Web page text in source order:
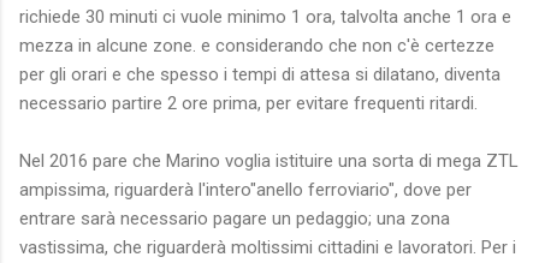
richiede 30 minuti ci vuole minimo 1 ora, talvolta anche 1 ora e
mezza in alcune zone. e considerando che non c'è certezze
per gli orari e che spesso i tempi di attesa si dilatano, diventa
necessario partire 2 ore prima, per evitare frequenti ritardi.
Nel 2016 pare che Marino voglia istituire una sorta di mega ZTL
ampissima, riguarderà l'intero"anello ferroviario", dove per
entrare sarà necessario pagare un pedaggio; una zona
vastissima, che riguarderà moltissimi cittadini e lavoratori. Per i